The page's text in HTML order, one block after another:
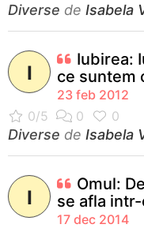
Diverse de Isabela
I
Iubirea:
ce suntem
23 feb 2012
Diverse de Isabela
I
Omul:
se afla
17 dec 2014